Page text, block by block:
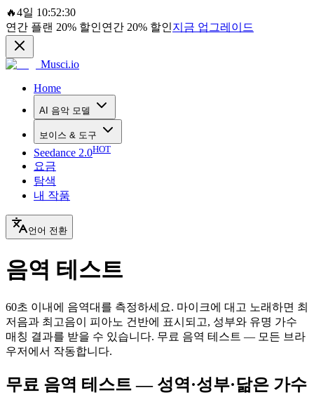
🔥4일 10:52:30
연간 플랜 20% 할인연간 20% 할인지금 업그레이드
Musci.io
Home
AI 음악 모델
보이스 & 도구
Seedance 2.0HOT
요금
탐색
내 작품
언어 전환
음역 테스트
60초 이내에 음역대를 측정하세요. 마이크에 대고 노래하면 최
저음과 최고음이 피아노 건반에 표시되고, 성부와 유명 가수
매칭 결과를 받을 수 있습니다. 무료 음역 테스트 — 모든 브라
우저에서 작동합니다.
무료 음역 테스트 — 성역·성부·닮은 가수